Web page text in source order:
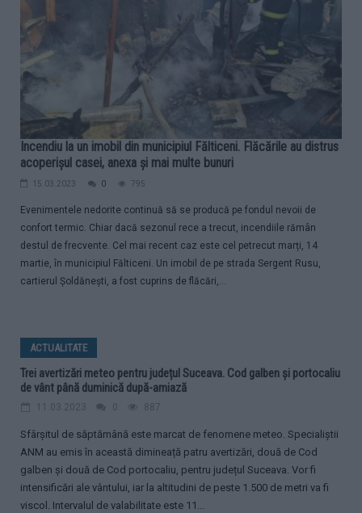
Incendiu la un imobil din municipiul Fălticeni. Flăcările au distrus
acoperișul casei, anexa și mai multe bunuri
15.03.2023 0 795
Evenimentele nedorite continuă să se producă pe fondul nevoii de
confort termic. Chiar dacă sezonul rece a trecut, incendiile rămân
destul de frecvente. Cel mai recent caz este cel petrecut marți, 14
martie, în municipiul Fălticeni. Un imobil de pe strada Sergent Rusu,
cartierul Șoldănești, a fost cuprins de flăcări,...
ACTUALITATE
Trei avertizări meteo pentru județul Suceava. Cod galben și portocaliu
de vânt până duminică după-amiază
11.03.2023 0 887
Sfârșitul de săptămână este marcat de fenomene meteo. Specialiștii
ANM au emis în această dimineață patru avertizări, două de Cod
galben și două de Cod portocaliu, pentru județul Suceava. Vor fi
intensificări ale vântului, iar la altitudini de peste 1.500 de metri va fi
viscol. Intervalul de valabilitate este 11...